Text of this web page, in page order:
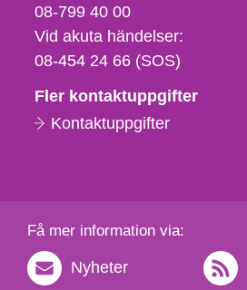
fax
och
e-
08-799 40 00
Vid akuta händelser:
08-454 24 66 (SOS)
Fler kontaktuppgifter
Kontaktuppgifter
Få mer information via:
Nyheter